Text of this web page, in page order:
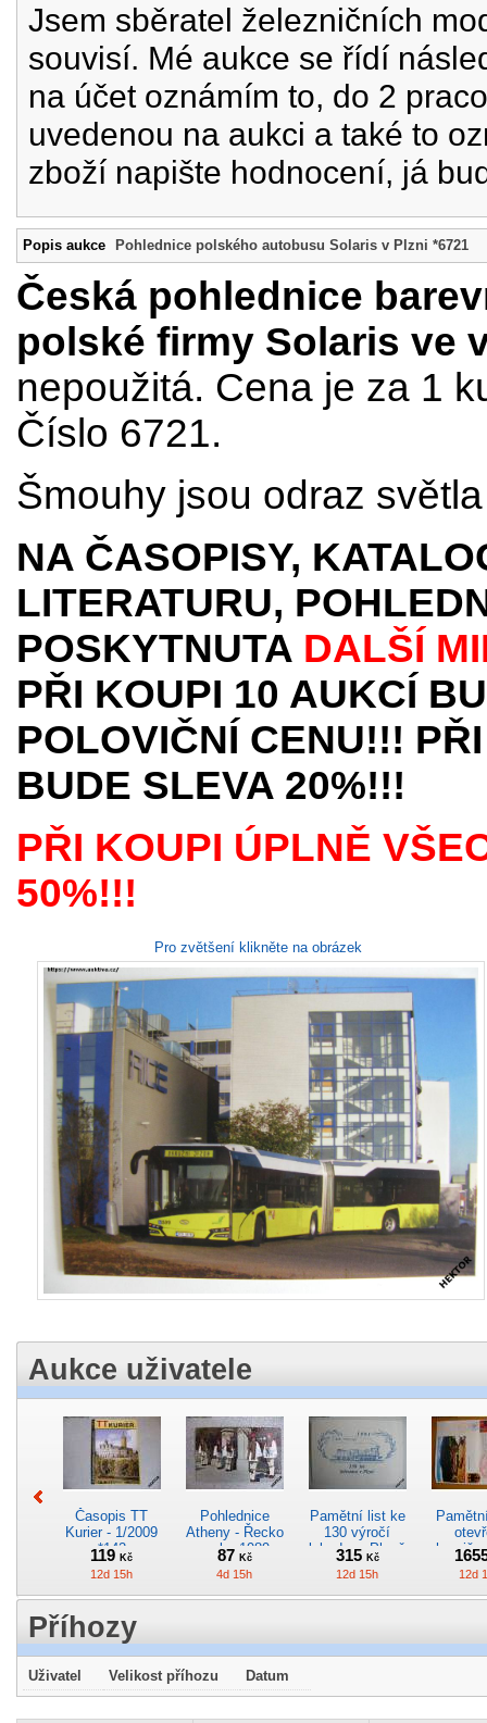
Jsem sběratel železničních
souvisí. Mé aukce se řídí
na účet oznámím to, do 2
uvedenou na aukci a také to
zboží napište hodnocení, já
Popis aukce Pohlednice polského autobusu Solaris v Plzni *6721
Česká pohlednice
polské firmy Solaris ve
nepoužitá. Cena je za 1
Číslo 6721.
Šmouhy jsou odraz
NA ČASOPISY,
LITERATURU,
POSKYTNUTA DALŠÍ
PŘI KOUPI 10 AUKCÍ
POLOVIČNÍ CENU!!!
BUDE SLEVA 20%!!!
PŘI KOUPI ÚPLNĚ
50%!!!
Pro zvětšení klikněte na obrázek
Aukce uživatele
Časopis TT
Kurier - 1/2009
*142
119Kč
12d 15h
Pohlednice
Atheny - Řecko
z roku 1989.
Nová nepoužitá
*5019
87 Kč
4d 15h
Pamětní list ke
130 výročí
lokodepa Plzeň
*2963
315 Kč
12d 15h 12d
Pohlednice
elektrického
Pohlednice
kreslená -
Pohlednice
motorového
Příhozy
Uživatel Velikost příhozu Datum